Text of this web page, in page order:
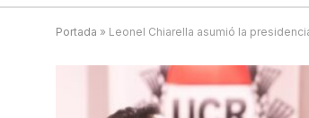
Portada » Leonel Chiarella asumió la